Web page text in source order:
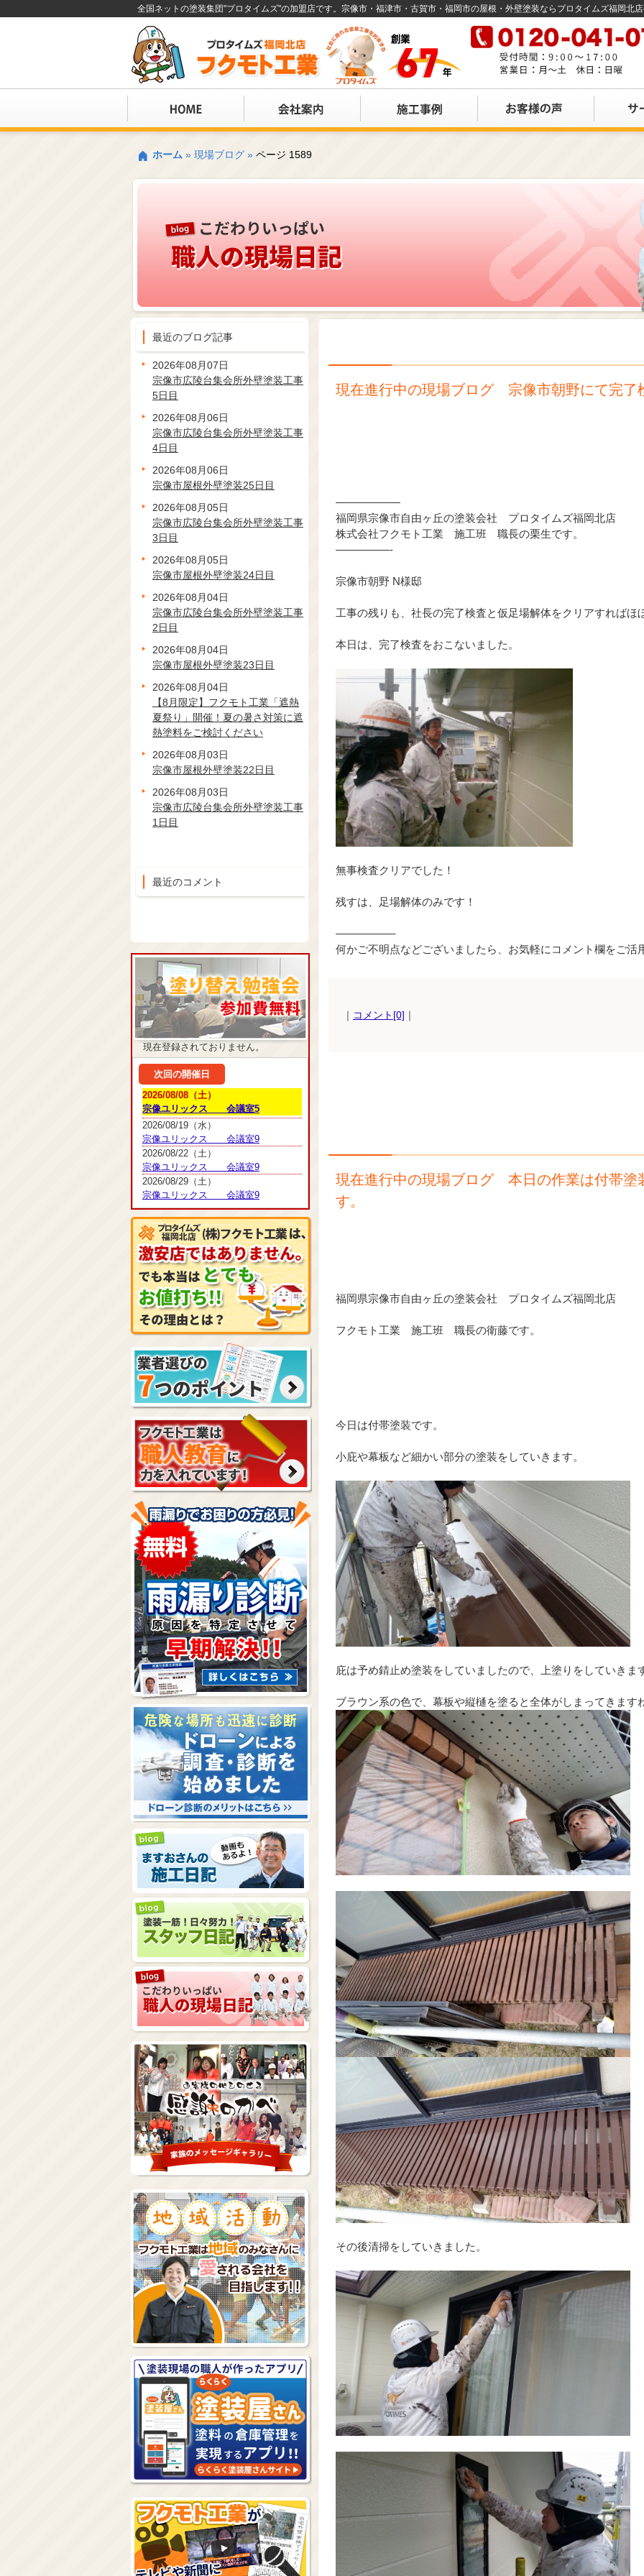
全国ネットの塗装集団"プロタイムズ"の加盟店です。宗像市・福津市・古賀市・福岡市の屋根・外壁塗装ならプロタイムズ福岡北
ホーム » 現場ブログ » ページ 1589
現在進行中の現場ブログ 宗像市朝野にて完了
——————
福岡県宗像市自由ヶ丘の塗装会社 プロタイムズ福岡北店
株式会社フクモト工業 施工班 職長の栗生です。
—————-
宗像市朝野 N様邸
工事の残りも、社長の完了検査と仮足場解体をクリアすればほ
本日は、完了検査をおこないました。
無事検査クリアでした！
残すは、足場解体のみです！
—————–
何かご不明点などございましたら、お気軽にコメント欄をご活
｜ コメント[0] ｜
現在進行中の現場ブログ 本日の作業は付帯塗
す。
福岡県宗像市自由ヶ丘の塗装会社 プロタイムズ福岡北店
フクモト工業 施工班 職長の衛藤です。
今日は付帯塗装です。
小庇や幕板など細かい部分の塗装をしていきます。
庇は予め錆止め塗装をしていましたので、上塗りをしていきま
その後清掃をしていきました。
最近のブログ記事
2026年08月07日
宗像市広陵台集会所外壁塗装工事
5日目
2026年08月06日
宗像市広陵台集会所外壁塗装工事
4日目
2026年08月06日
宗像市屋根外壁塗装25日目
2026年08月05日
宗像市広陵台集会所外壁塗装工事
3日目
2026年08月05日
宗像市屋根外壁塗装24日目
2026年08月04日
宗像市広陵台集会所外壁塗装工事
2日目
2026年08月04日
宗像市屋根外壁塗装23日目
2026年08月04日
【8月限定】フクモト工業「遮熱
夏祭り」開催！夏の暑さ対策に遮
熱塗料をご検討ください
2026年08月03日
宗像市屋根外壁塗装22日目
2026年08月03日
宗像市広陵台集会所外壁塗装工事
1日目
最近のコメント
現在登録されておりません。
次回の開催日
2026/08/08（土）
宗像ユリックス 会議室5
2026/08/19（水）
宗像ユリックス 会議室9
2026/08/22（土）
宗像ユリックス 会議室9
2026/08/29（土）
宗像ユリックス 会議室9